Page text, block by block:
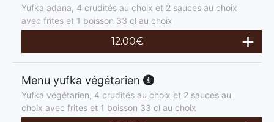
Yufka adana, 4 crudités au choix et 2 sauces au choix
avec frites et 1 boisson 33 cl au choix
12.00€
Menu yufka végétarien
Yufka végétarien, 4 crudités au choix et 2 sauces au
choix avec frites et 1 boisson 33 cl au choix